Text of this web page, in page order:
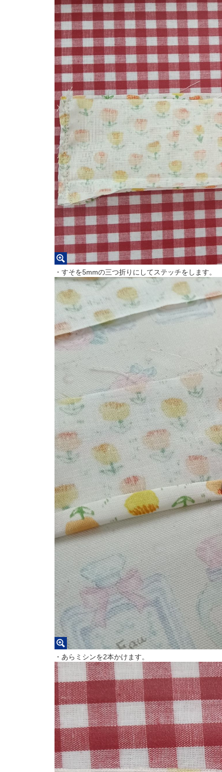
・すそを5mmの三つ折りにしてステッチをします。
・あらミシンを2本かけます。